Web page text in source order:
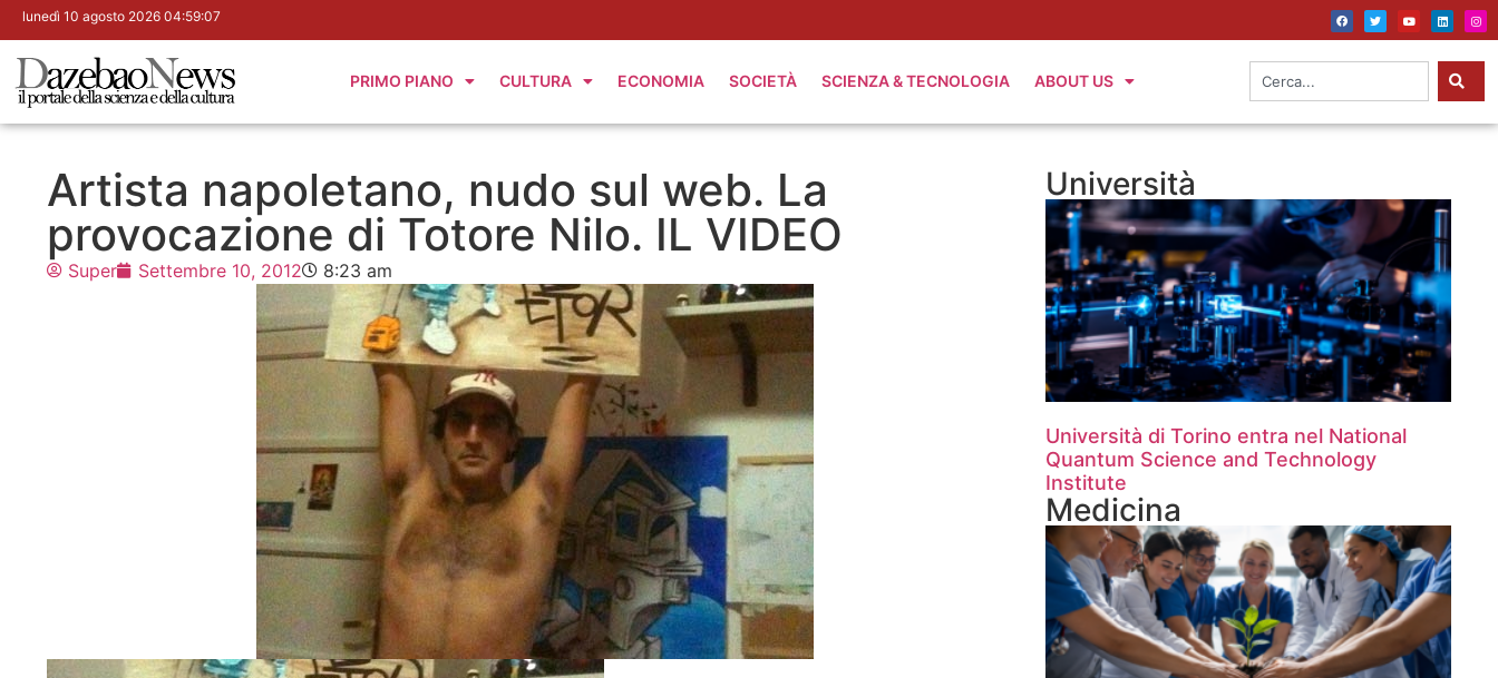
lunedì 10 agosto 2026 04:59:08
PRIMO PIANO CULTURA ECONOMIA SOCIETÀ SCIENZA & TECNOLOGIA ABOUT US
Artista napoletano, nudo sul web. La
provocazione di Totore Nilo. IL VIDEO
Super Settembre 10, 2012 8:23 am
Università
Università di Torino entra nel National
Quantum Science and Technology
Institute
Medicina